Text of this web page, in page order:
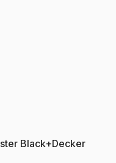
Black+Decker